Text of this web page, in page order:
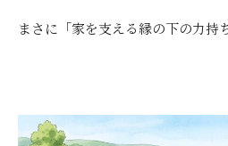
まさに「家を支える縁の下の力